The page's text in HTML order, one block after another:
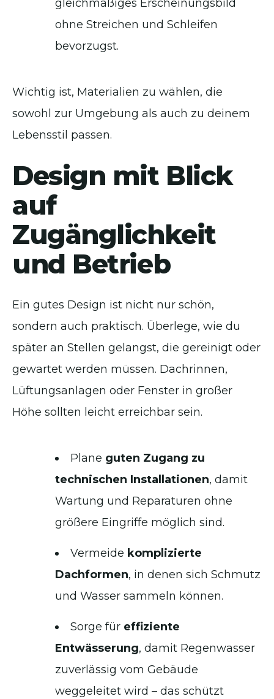
gleichmäßiges Erscheinungsbild
ohne Streichen und Schleifen
bevorzugst.
Wichtig ist, Materialien zu wählen, die
sowohl zur Umgebung als auch zu deinem
Lebensstil passen.
Design mit Blick
auf
Zugänglichkeit
und Betrieb
Ein gutes Design ist nicht nur schön,
sondern auch praktisch. Überlege, wie du
später an Stellen gelangst, die gereinigt oder
gewartet werden müssen. Dachrinnen,
Lüftungsanlagen oder Fenster in großer
Höhe sollten leicht erreichbar sein.
Plane guten Zugang zu
technischen Installationen, damit
Wartung und Reparaturen ohne
größere Eingriffe möglich sind.
Vermeide komplizierte
Dachformen, in denen sich Schmutz
und Wasser sammeln können.
Sorge für effiziente
Entwässerung, damit Regenwasser
zuverlässig vom Gebäude
weggeleitet wird – das schützt